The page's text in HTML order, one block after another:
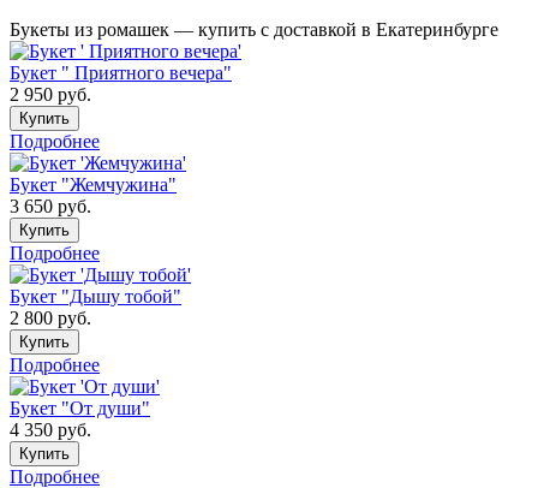
Букеты из ромашек — купить с доставкой в Екатеринбурге
Букет " Приятного вечера"
2 950 руб.
Купить
Подробнее
Букет "Жемчужина"
3 650 руб.
Купить
Подробнее
Букет "Дышу тобой"
2 800 руб.
Купить
Подробнее
Букет "От души"
4 350 руб.
Купить
Подробнее